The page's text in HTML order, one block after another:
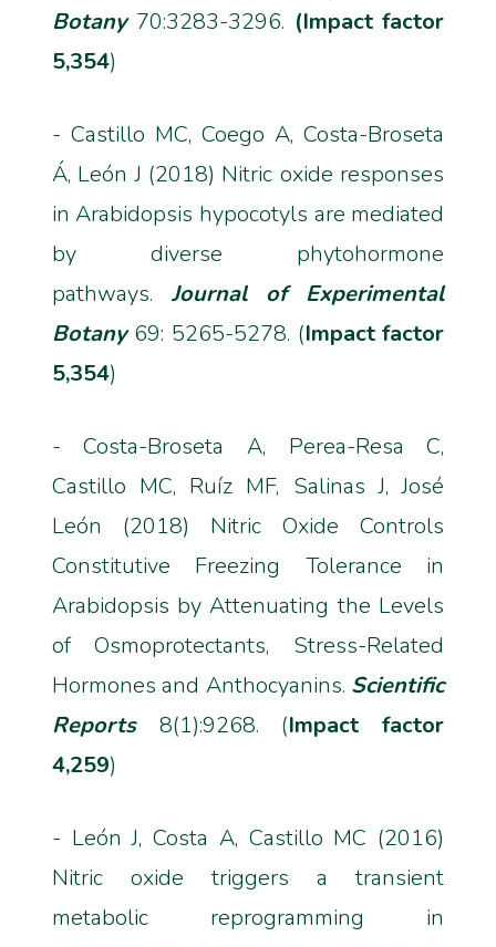
Botany70:3283-3296. (Impact factor
5,354)
- Castillo MC, Coego A, Costa-Broseta
Á, León J (2018) Nitric oxide responses
in Arabidopsis hypocotyls are mediated
by diverse phytohormone
pathways. Journal of Experimental
Botany69: 5265-5278. (Impact factor
5,354)
- Costa-Broseta A, Perea-Resa C,
Castillo MC, Ruíz MF, Salinas J, José
León (2018) Nitric Oxide Controls
Constitutive Freezing Tolerance in
Arabidopsis by Attenuating the Levels
of Osmoprotectants, Stress-Related
Hormones and Anthocyanins. Scientific
Reports8(1):9268. (Impact factor
4,259)
- León J, Costa A, Castillo MC (2016)
Nitric oxide triggers a transient
metabolic reprogramming in